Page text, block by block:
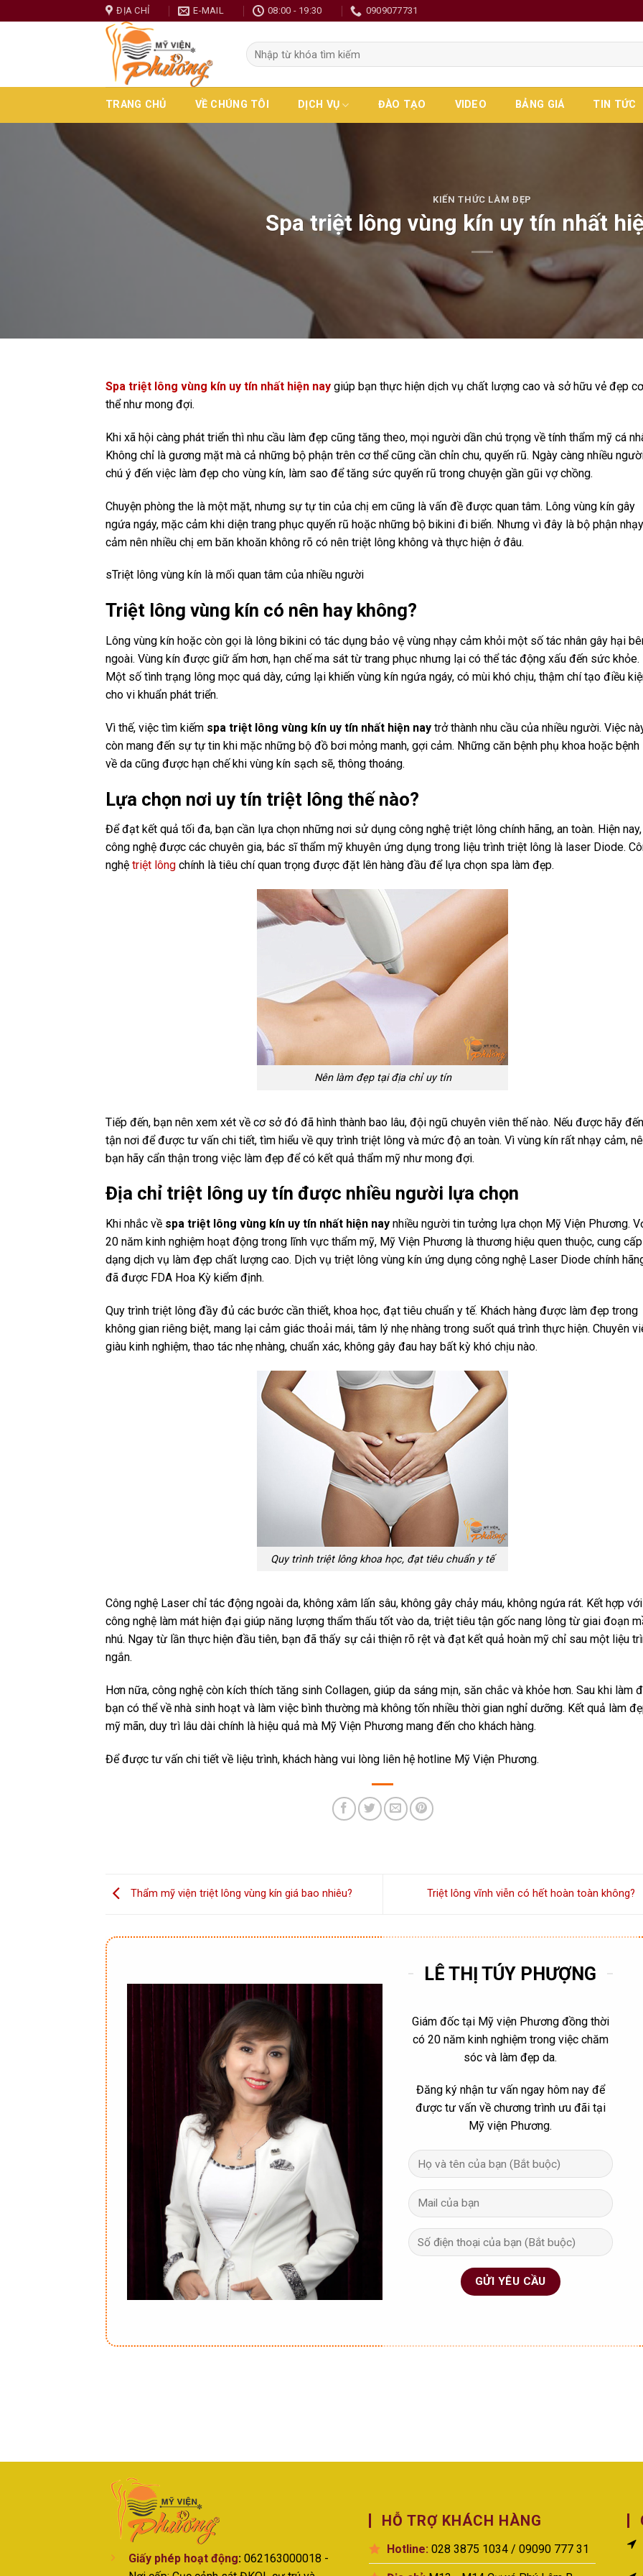
ĐỊA CHỈ E-MAIL 08:00 - 19:30 0909077731
TRANG CHỦ VỀ CHÚNG TÔI DỊCH VỤ ĐÀO TẠO VIDEO BẢNG GIÁ TIN TỨC
KIẾN THỨC LÀM ĐẸP
Spa triệt lông vùng kín uy tín nhất
Spa triệt lông vùng kín uy tín nhất hiện nay giúp bạn thực hiện dịch vụ chất lượng cao và sở hữu vẻ đẹp cơ
thể như mong đợi.
Khi xã hội càng phát triển thì nhu cầu làm đẹp cũng tăng theo, mọi người dần chú trọng về tính thẩm mỹ cá
Không chỉ là gương mặt mà cả những bộ phận trên cơ thể cũng cần chỉn chu, quyến rũ. Ngày càng nhiều
chú ý đến việc làm đẹp cho vùng kín, làm sao để tăng sức quyến rũ trong chuyện gần gũi vợ chồng.
Chuyện phòng the là một mặt, nhưng sự tự tin của chị em cũng là vấn đề được quan tâm. Lông vùng kín gây
ngứa ngáy, mặc cảm khi diện trang phục quyến rũ hoặc những bộ bikini đi biển. Nhưng vì đây là bộ phận nhạy
cảm nên nhiều chị em băn khoăn không rõ có nên triệt lông không và thực hiện ở đâu.
sTriệt lông vùng kín là mối quan tâm của nhiều người
Triệt lông vùng kín có nên hay không?
Lông vùng kín hoặc còn gọi là lông bikini có tác dụng bảo vệ vùng nhạy cảm khỏi một số tác nhân gây hại
ngoài. Vùng kín được giữ ấm hơn, hạn chế ma sát từ trang phục nhưng lại có thể tác động xấu đến sức khỏe.
Một số tình trạng lông mọc quá dày, cứng lại khiến vùng kín ngứa ngáy, có mùi khó chịu, thậm chí tạo điều
cho vi khuẩn phát triển.
Vì thế, việc tìm kiếm spa triệt lông vùng kín uy tín nhất hiện nay trở thành nhu cầu của nhiều người. Việc
còn mang đến sự tự tin khi mặc những bộ đồ bơi mỏng manh, gợi cảm. Những căn bệnh phụ khoa hoặc bệnh
về da cũng được hạn chế khi vùng kín sạch sẽ, thông thoáng.
Lựa chọn nơi uy tín triệt lông thế nào?
Để đạt kết quả tối đa, bạn cần lựa chọn những nơi sử dụng công nghệ triệt lông chính hãng, an toàn. Hiện nay,
công nghệ được các chuyên gia, bác sĩ thẩm mỹ khuyên ứng dụng trong liệu trình triệt lông là laser Diode.
nghệ triệt lông chính là tiêu chí quan trọng được đặt lên hàng đầu để lựa chọn spa làm đẹp.
Nên làm đẹp tại địa chỉ uy tín
Tiếp đến, bạn nên xem xét về cơ sở đó đã hình thành bao lâu, đội ngũ chuyên viên thế nào. Nếu được hãy đến
tận nơi để được tư vấn chi tiết, tìm hiểu về quy trình triệt lông và mức độ an toàn. Vì vùng kín rất nhạy cảm,
bạn hãy cẩn thận trong việc làm đẹp để có kết quả thẩm mỹ như mong đợi.
Địa chỉ triệt lông uy tín được nhiều người lựa chọn
Khi nhắc về spa triệt lông vùng kín uy tín nhất hiện nay nhiều người tin tưởng lựa chọn Mỹ Viện Phương.
20 năm kinh nghiệm hoạt động trong lĩnh vực thẩm mỹ, Mỹ Viện Phương là thương hiệu quen thuộc, cung
dạng dịch vụ làm đẹp chất lượng cao. Dịch vụ triệt lông vùng kín ứng dụng công nghệ Laser Diode chính
đã được FDA Hoa Kỳ kiểm định.
Quy trình triệt lông đầy đủ các bước cần thiết, khoa học, đạt tiêu chuẩn y tế. Khách hàng được làm đẹp trong
không gian riêng biệt, mang lại cảm giác thoải mái, tâm lý nhẹ nhàng trong suốt quá trình thực hiện. Chuyên
giàu kinh nghiệm, thao tác nhẹ nhàng, chuẩn xác, không gây đau hay bất kỳ khó chịu nào.
Quy trình triệt lông khoa học, đạt tiêu chuẩn y tế
Công nghệ Laser chỉ tác động ngoài da, không xâm lấn sâu, không gây chảy máu, không ngứa rát. Kết hợp với
công nghệ làm mát hiện đại giúp năng lượng thẩm thấu tốt vào da, triệt tiêu tận gốc nang lông từ giai đoạn
nhú. Ngay từ lần thực hiện đầu tiên, bạn đã thấy sự cải thiện rõ rệt và đạt kết quả hoàn mỹ chỉ sau một liệu
ngắn.
Hơn nữa, công nghệ còn kích thích tăng sinh Collagen, giúp da sáng mịn, săn chắc và khỏe hơn. Sau khi làm
bạn có thể về nhà sinh hoạt và làm việc bình thường mà không tốn nhiều thời gian nghỉ dưỡng. Kết quả làm
mỹ mãn, duy trì lâu dài chính là hiệu quả mà Mỹ Viện Phương mang đến cho khách hàng.
Để được tư vấn chi tiết về liệu trình, khách hàng vui lòng liên hệ hotline Mỹ Viện Phương.
Thẩm mỹ viện triệt lông vùng kín giá bao nhiêu? Triệt lông vĩnh viễn có hết hoàn toàn không?
LÊ THỊ TÚY PHƯỢNG
Giám đốc tại Mỹ viện Phương đồng thời
có 20 năm kinh nghiệm trong việc chăm
sóc và làm đẹp da.
Đăng ký nhận tư vấn ngay hôm nay để
được tư vấn về chương trình ưu đãi tại
Mỹ viện Phương.
Giấy phép hoạt động: 062163000018 -
HỖ TRỢ KHÁCH HÀNG
Hotline: 028 3875 1034 / 09090 777 31